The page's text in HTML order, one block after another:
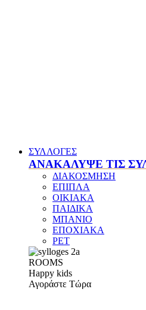
ΣΥΛΛΟΓΕΣ
ΑΝΑΚΑΛΥΨΕ ΤΙΣ
ΔΙΑΚΟΣΜΗΣΗ
ΕΠΙΠΛΑ
ΟΙΚΙΑΚΑ
ΠΑΙΔΙΚΑ
ΜΠΑΝΙΟ
ΕΠΟΧΙΑΚΑ
PET
ROOMS
Happy kids
Αγοράστε Τώρα